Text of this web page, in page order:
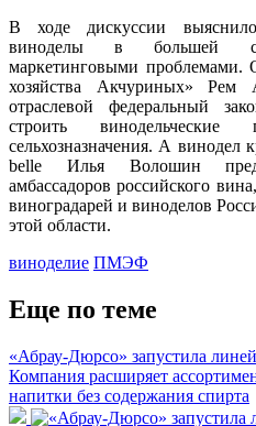
В ходе дискуссии
виноделы в большей
маркетинговыми проблемами.
хозяйства Акчуриных» Рем
отраслевой федеральный
строить
сельхозназначения. А винодел
belle Илья Волошин
амбассадоров российского
виноградарей и виноделов
этой области.
виноделие ПМЭФ
Еще по теме
«Абрау-Дюрсо» запустила
Компания расширяет
напитки без содержания спирта